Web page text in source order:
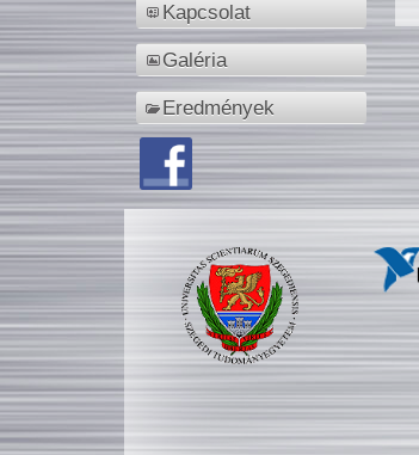
Kapcsolat
Galéria
Eredmények